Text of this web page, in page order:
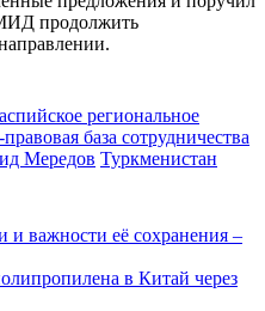
продолжить
региональное
база сотрудничества
Мередов Туркменистан
и важности её сохранения –
в Китай через